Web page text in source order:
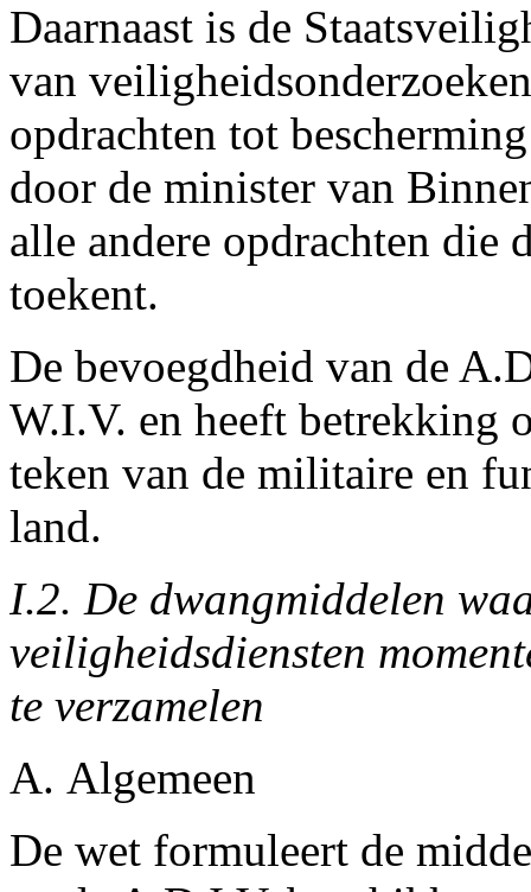
Daarnaast is de
van
opdrachten tot
door de minister van
alle andere opdrachten die
toekent.
De bevoegdheid van de
W.I.V. en heeft betrekking
teken van de militaire en
land.
I.2. De dwangmiddelen
veiligheidsdiensten
te verzamelen
A. Algemeen
De wet formuleert de